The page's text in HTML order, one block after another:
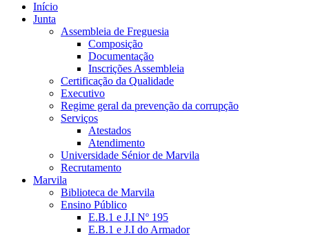
Início
Junta
Assembleia de Freguesia
Composição
Documentação
Inscrições Assembleia
Certificação da Qualidade
Executivo
Regime geral da prevenção da corrupção
Serviços
Atestados
Atendimento
Universidade Sénior de Marvila
Recrutamento
Marvila
Biblioteca de Marvila
Ensino Público
E.B.1 e J.I Nº 195
E.B.1 e J.I do Armador